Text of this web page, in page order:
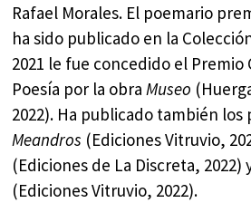
Rafael Morales. El poemario
ha sido publicado en la
2021 le fue concedido el Premio
Poesía por la obraMuseo
2022). Ha publicado también los
Meandros (Ediciones Vitruvio,
(Ediciones de La Discreta, 2022)
(Ediciones Vitruvio, 2022).